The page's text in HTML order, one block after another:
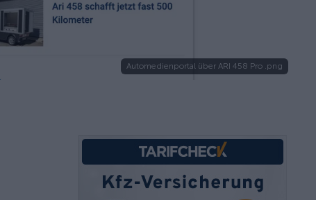
Automedienportal über ARI 458 Pro .png